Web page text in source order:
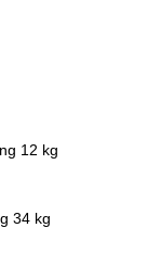
12 kg
34 kg